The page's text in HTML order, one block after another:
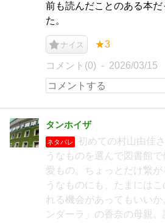
前も読んだことのある本
た。
ナイス ★3
コメント(0) 2026/03/15
タンホイザ
ネタバレ
初めての村山由佳
うなものを選んで図書館
愛もの。ちょっとだけ繋
うなものにも、たまには
れる機会があってもいい
ンダーラ」の香奈の母親。